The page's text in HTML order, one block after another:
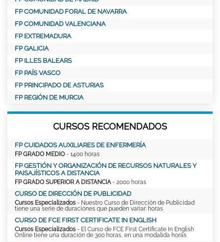
FP COMUNIDAD FORAL DE NAVARRA
FP COMUNIDAD VALENCIANA
FP EXTREMADURA
FP GALICIA
FP ILLES BALEARS
FP PAÍS VASCO
FP PRINCIPADO DE ASTURIAS
FP REGIÓN DE MURCIA
CURSOS RECOMENDADOS
FP CUIDADOS AUXILIARES DE ENFERMERÍA
FP GRADO MEDIO - 1400 horas
FP GESTIÓN Y ORGANIZACIÓN DE RECURSOS NATURALES Y
PAISAJÍSTICOS A DISTANCIA
FP GRADO SUPERIOR A DISTANCIA - 2000 horas
CURSO DE DIRECCIÓN DE PUBLICIDAD
Cursos Especializados - Nuestro Curso de Dirección de Publicidad
tiene una serie de duraciones que pueden variar. horas
CURSO DE FCE FIRST CERTIFICATE IN ENGLISH
Cursos Especializados - El Curso de FCE First Certificate In English
Online tiene una duración de 300 horas, en una modalida horas